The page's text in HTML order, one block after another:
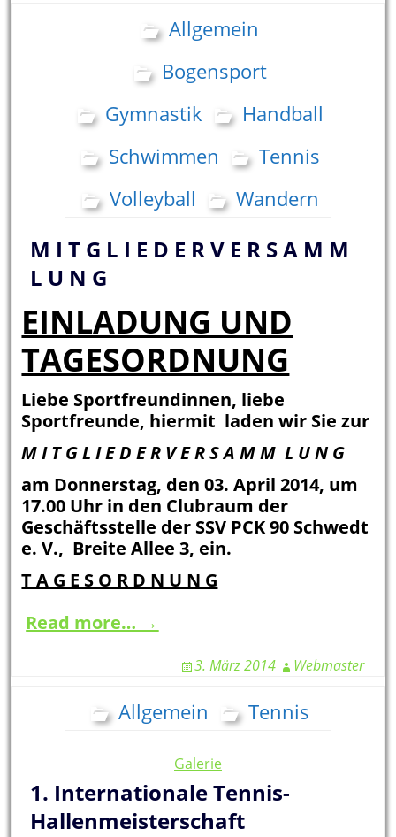
Allgemein
Bogensport
Gymnastik
Handball
Schwimmen
Tennis
Volleyball
Wandern
M I T G L I E D E R V E R S A M M
L U N G
EINLADUNG UND
TAGESORDNUNG
Liebe Sportfreundinnen, liebe
Sportfreunde, hiermit laden wir Sie zur
M I T G L I E D E R V E R S A M M L U N G
am Donnerstag, den 03. April 2014, um
17.00 Uhr in den Clubraum der
Geschäftsstelle der SSV PCK 90 Schwedt
e. V., Breite Allee 3, ein.
T A G E S O R D N U N G
Read more… →
3. März 2014 Webmaster
Allgemein Tennis
Galerie
1. Internationale Tennis-
Hallenmeisterschaft